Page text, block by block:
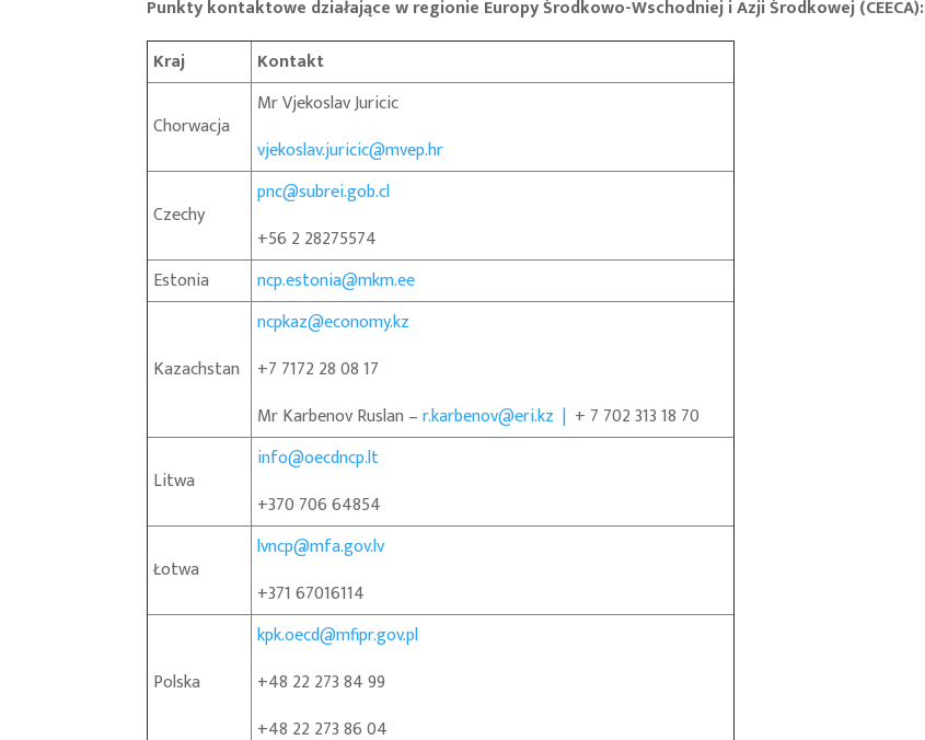
Punkty kontaktowe działające w regionie Europy Środkowo-Wschodniej i Azji Środkowej (CEECA):
Kraj
Kontakt
Chorwacja
Mr Vjekoslav Juricic
vjekoslav.juricic@mvep.hr
Czechy
pnc@subrei.gob.cl
+56 2 28275574
Estonia
ncp.estonia@mkm.ee
Kazachstan
ncpkaz@economy.kz
+7 7172 28 08 17
Mr Karbenov Ruslan –r.karbenov@eri.kz | + 7 702 313 18 70
Litwa
info@oecdncp.lt
+370 706 64854
Łotwa
lvncp@mfa.gov.lv
+371 67016114
Polska
kpk.oecd@mfipr.gov.pl
+48 22 273 84 99
+48 22 273 86 04